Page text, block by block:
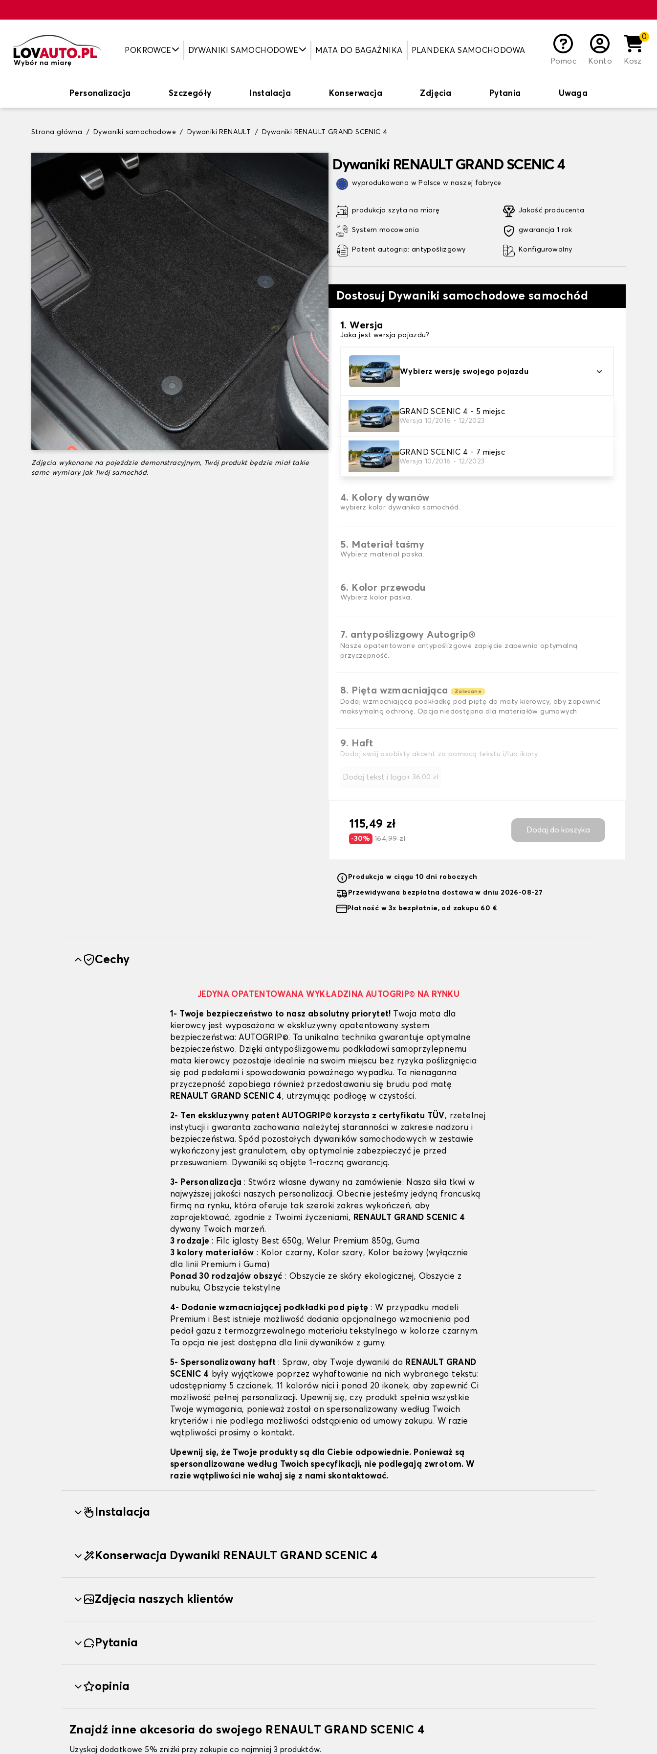
POKROWCE DYWANIKI SAMOCHODOWE MATA DO BAGAŻNIKA
PLANDEKA SAMOCHODOWA
Pomoc
Konto
0
Kosz
Personalizacja Szczegóły Instalacja Konserwacja Zdjęcia Pytania Uwaga
Strona główna Dywaniki samochodowe Dywaniki RENAULT Dywaniki RENAULT GRAND SCENIC 4
Zdjęcia wykonane na pojeździe demonstracyjnym, Twój produkt będzie miał takie
same wymiary jak Twój samochód.
Dywaniki RENAULT GRAND SCENIC 4
wyprodukowano w Polsce w naszej fabryce
produkcja szyta na miarę
System mocowania
Patent autogrip: antypoślizgowy
Jakość producenta
gwarancja 1 rok
Konfigurowalny
Dostosuj Dywaniki samochodowe samochód
1. Wersja
Jaka jest wersja pojazdu?
Wybierz wersję swojego pojazdu
GRAND SCENIC 4 - 5 miejsc
Wersja 10/2016 - 12/2023
GRAND SCENIC 4 - 7 miejsc
Wersja 10/2016 - 12/2023
2. Materiał
wybierz materiał dywanika samochodowego
3. gra dywanowa
wybierz liczbę potrzebnych dywaników samochodowych
4. Kolory dywanów
wybierz kolor dywanika samochód.
5. Materiał taśmy
Wybierz materiał paska.
6. Kolor przewodu
Wybierz kolor paska.
7. antypoślizgowy Autogrip®
Nasze opatentowane antypoślizgowe zapięcie zapewnia optymalną
przyczepność.
8. Pięta wzmacniająca Zalecane
Dodaj wzmacniającą podkładkę pod piętę do maty kierowcy, aby zapewnić
maksymalną ochronę. Opcja niedostępna dla materiałów gumowych
9. Haft
Dodaj swój osobisty akcent za pomocą tekstu i/lub ikony
Dodaj tekst i logo+ 36,00 zł
115,49 zł
-30% 164,99 zł
Dodaj do koszyka
Produkcja w ciągu 10 dni roboczych
Przewidywana bezpłatna dostawa w dniu 2026-08-27
Płatność w 3x bezpłatnie, od zakupu 60 €
Cechy
JEDYNA OPATENTOWANA WYKŁADZINA AUTOGRIP© NA RYNKU
1- Twoje bezpieczeństwo to nasz absolutny priorytet! Twoja mata dla
kierowcy jest wyposażona w ekskluzywny opatentowany system
bezpieczeństwa: AUTOGRIP©. Ta unikalna technika gwarantuje optymalne
bezpieczeństwo. Dzięki antypoślizgowemu podkładowi samoprzylepnemu
mata kierowcy pozostaje idealnie na swoim miejscu bez ryzyka poślizgnięcia
się pod pedałami i spowodowania poważnego wypadku. Ta nienaganna
przyczepność zapobiega również przedostawaniu się brudu pod matę
RENAULT GRAND SCENIC 4, utrzymując podłogę w czystości.
2- Ten ekskluzywny patent AUTOGRIP© korzysta z certyfikatu TÜV, rzetelnej
instytucji i gwaranta zachowania należytej staranności w zakresie nadzoru i
bezpieczeństwa. Spód pozostałych dywaników samochodowych w zestawie
wykończony jest granulatem, aby optymalnie zabezpieczyć je przed
przesuwaniem. Dywaniki są objęte 1-roczną gwarancją.
3- Personalizacja: Stwórz własne dywany na zamówienie: Nasza siła tkwi w
najwyższej jakości naszych personalizacji. Obecnie jesteśmy jedyną francuską
firmą na rynku, która oferuje tak szeroki zakres wykończeń, aby
zaprojektować, zgodnie z Twoimi życzeniami, RENAULT GRAND SCENIC 4
dywany Twoich marzeń.
3 rodzaje : Filc iglasty Best 650g, Welur Premium 850g, Guma
3 kolory materiałów : Kolor czarny, Kolor szary, Kolor beżowy (wyłącznie
dla linii Premium i Guma)
Ponad 30 rodzajów obszyć : Obszycie ze skóry ekologicznej, Obszycie z
nubuku, Obszycie tekstylne
4- Dodanie wzmacniającej podkładki pod piętę : W przypadku modeli
Premium i Best istnieje możliwość dodania opcjonalnego wzmocnienia pod
pedał gazu z termozgrzewalnego materiału tekstylnego w kolorze czarnym.
Ta opcja nie jest dostępna dla linii dywaników z gumy.
5- Spersonalizowany haft : Spraw, aby Twoje dywaniki do RENAULT GRAND
SCENIC 4 były wyjątkowe poprzez wyhaftowanie na nich wybranego tekstu:
udostępniamy 5 czcionek, 11 kolorów nici i ponad 20 ikonek, aby zapewnić Ci
możliwość pełnej personalizacji. Upewnij się, czy produkt spełnia wszystkie
Twoje wymagania, ponieważ został on spersonalizowany według Twoich
kryteriów i nie podlega możliwości odstąpienia od umowy zakupu. W razie
wątpliwości prosimy o kontakt.
Upewnij się, że Twoje produkty są dla Ciebie odpowiednie. Ponieważ są
spersonalizowane według Twoich specyfikacji, nie podlegają zwrotom. W
razie wątpliwości nie wahaj się z nami skontaktować.
Instalacja
Konserwacja Dywaniki RENAULT GRAND SCENIC 4
Zdjęcia naszych klientów
Pytania
opinia
Znajdź inne akcesoria do swojego RENAULT GRAND SCENIC 4
Uzyskaj dodatkowe 5% zniżki przy zakupie co najmniej 3 produktów.